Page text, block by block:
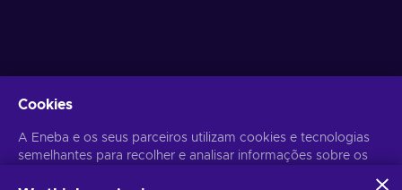
Poderás anular a subscrição a qualquer altura. Visita oAviso de
Cookies
A Eneba e os seus parceiros utilizam cookies e tecnologias
semelhantes para recolher e analisar informações sobre os